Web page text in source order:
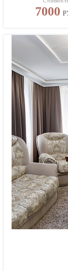
7000